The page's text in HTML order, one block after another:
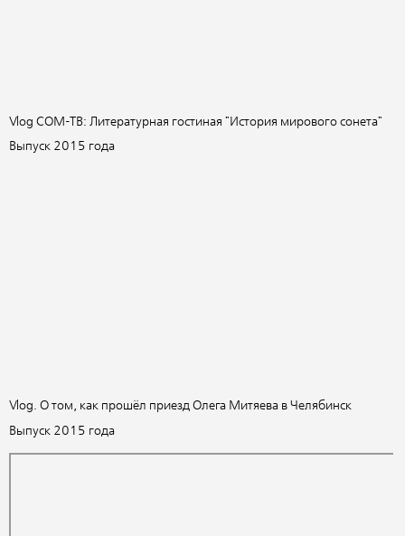
Vlog СОМ-ТВ: Литературная гостиная "История мирового сонета"
Выпуск 2015 года
Vlog. О том, как прошёл приезд Олега Митяева в Челябинск
Выпуск 2015 года